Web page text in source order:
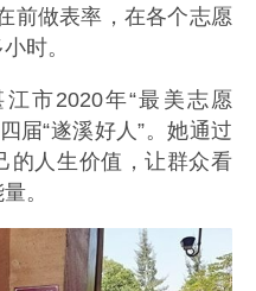
前做表率，在各个志愿
时。
市2020年“最美志愿
届“遂溪好人”。她通过
的人生价值，让群众看
。